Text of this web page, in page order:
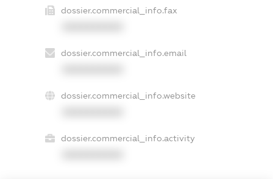
dossier.commercial_info.fax
dossier.commercial_info.email
dossier.commercial_info.website
dossier.commercial_info.activity